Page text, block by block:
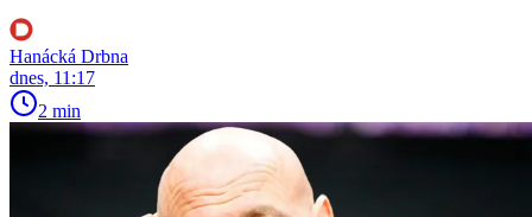
Hanácká Drbna
dnes, 11:17
2 min